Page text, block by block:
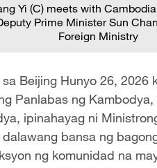
Yi (C) meets with
Prime Minister Sun
Foreign Ministry
Beijing Hunyo 26, 2026
Panlabas ng
ipinahayag ni
bansa ng
ng komunidad na